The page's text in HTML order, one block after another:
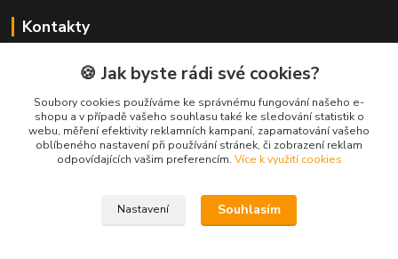
Kontakty
Zákaznická podpora Spojovat.cz
+420 606 036 459
(PO-PÁ, 8-16 hod.)
info@spojovat.cz
🍪 Jak byste rádi své cookies?
Soubory cookies používáme ke správnému fungování našeho e-
shopu a v případě vašeho souhlasu také ke sledování statistik o
webu, měření efektivity reklamních kampaní, zapamatování vašeho
oblíbeného nastavení při používání stránek, či zobrazení reklam
odpovídajících vašim preferencím. Více k využití cookies
Nastavení Souhlasím